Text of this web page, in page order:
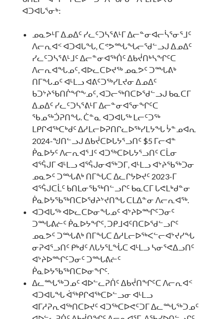
ᐊᑐᐊᒐᕐᓂᒃ:
ᓄᓇᕗᒻᒥ ᐃᓄᐃᑦ ᓯᓚᑦᑐᓴᕐᕕᒻᒥ ᐃᓕᓐᓂᐊᓕᓵᕐᓂᕐᒧᑦ
ᐱᓕᕆᐊᑉ ᐊᑐᐊᒐᖓ, ᑕᕝᕗᙵᖓᓕᖁᓪᓗᒍ ᐃᓄᐃᑦ
ᓯᓚᑦᑐᓴᕐᕕᒻᒧᑦ ᐃᓕᓐᓂᐊᖅᑏᑦ ᐃᑲᔫᑎᒃᓴᖏᑦᑕ
ᐱᓕᕆᐊᖓᓄᑦ, ᐊᐅᓚᑕᐅᔪᖅ ᓄᓇᕗᑦ ᑐᙵᕕᒃ
ᑎᒥᖓᓄᑦ ᐊᒻᒪᓗ ᐊᕕᑦᑐᖅᓯᒪᔪᓂ ᐃᓄᐃᑦ
ᑲᑐᔾᔨᖃᑎᒌᖏᖕᓄᑦ, ᐊᑐᓕᖅᑎᑕᐅᖁᓪᓗᒍ ᑲᓇᑕᒥ
ᐃᓄᐃᑦ ᓯᓚᑦᑐᓴᕐᕕᒻᒥ ᐃᓕᓐᓂᐊᕐᓂᖏᑦᑕ
ᖃᓄᖅᑑᕈᑎᖓ. ᑖᓐᓇ ᐊᑐᐊᒐᖅ ᒪᓕᑦᑐᖅ
ᒪᑭᒋᐊᖅᑕᒃᑯᑦ ᐃᓱᒪᓕᐅᕈᑎᒋᓚᐅᖅᓯᒪᔭᖓ ᔮᓐᓄᐊᕆ
2024-ᖑᑎᓪᓗᒍ ᐃᑲᔫᑕᐅᒐᔭᕐᓗᑎᑦ $5 ᒥᓕᐊᓐ
ᑮᓇᐅᔭᑦ ᐱᓕᕆᐊᕐᒧᑦ ᐊᑐᖅᑕᐅᒐᔭᕐᓗᑎᑦ ᑕᒫᓂ
ᐊᕐᕌᒍᒥ ᐊᒻᒪᓗ ᐊᕐᕌᒍᓂᐊᖅᑐᒥ, ᐊᒻᒪᓗ ᐊᔾᔨᖃᖅᑐᓂ
ᓄᓇᕗᑦ ᑐᙵᕕᒃ ᑎᒥᖓᑕ ᐃᓚᒋᔭᐅᔪᑦ 2023-ᒥ
ᐊᕐᕌᒍᑕᒫᑦ ᑲᑎᒪᓂᖃᖅᑎᓪᓗᒋᑦ ᑲᓇᑕᒥ ᒐᕙᒪᒃᑯᓐᓂ
ᑮᓇᐅᔭᖃᖅᑎᑕᐅᖁᔨᔾᔪᑎᖓ ᑕᒪᐃᓐᓂ ᐱᓕᕆᐊᖅ.
ᐊᑐᐊᒐᖅ ᐊᐅᓚᑕᐅᓂᖓᓄᑦ ᐊᔾᔨᐅᙱᑦᑐᓂᑦ
ᑐᙵᕕᓖᑦ ᑮᓇᐅᔭᖏᑦ, ᑐᑭᒧᐊᑦᑎᑕᐅᖁᓪᓗᒋᑦ
ᓄᓇᕗᑦ ᑐᙵᕕᒃ ᑎᒥᖓᑕ ᐃᓱᒪᓕᐅᖅᐸᓪᓕᐊᔾᔪᓯᖓ
ᓂᕈᐊᕐᓗᑎᑦ ᑭᒃᑯᑦ ᐱᒐᔭᕐᒪᖔᑕ ᐊᒻᒪᓗ ᓴᓂᕐᕙᐃᓗᑎᑦ
ᐊᔾᔨᐅᙱᑦᑐᓂᑦ ᑐᙵᕕᓖᑦ
ᑮᓇᐅᔭᖃᖅᑎᑕᐅᓂᖏᑦ.
ᐃᓚᙵᖅᑐᓄᑦ ᐊᐅᓪᓚᕈᑏᑦ ᐃᑲᔫᑎᖏᑦᑕ ᐱᓕᕆᐊᑉ
ᐊᑐᐊᒐᖓ ᐋᖅᑭᒋᐊᖅᑕᐅᓪᓗᓂ ᐊᒻᒪᓗ
ᐊᒥᓱᕈᕆᐊᖅᑎᑕᐅᔪᑦ ᐊᑐᖅᑕᐅᕙᑦᑐᒥ ᐃᓚᙵᖅᑐᓄᑦ